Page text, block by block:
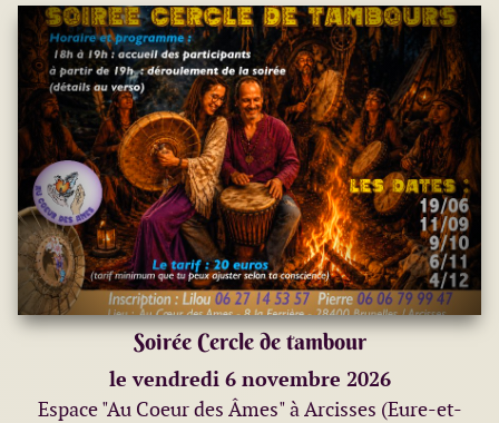
Soirée Cercle de tambour
le vendredi 6 novembre 2026
Espace "Au Coeur des Âmes" à Arcisses (Eure-et-